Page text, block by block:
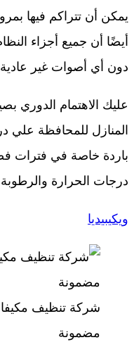
يمكن أن تتراكم فيها
أيضًا أن جميع أجزاء
دون أي أصوات غير
عليك الاهتمام الدوري
المنازل للمحافظة علي
باردة خاصة في فترات
درجات الحرارة والرطوبة
ويكيبيديا
شركة تنظيف
مضمونة